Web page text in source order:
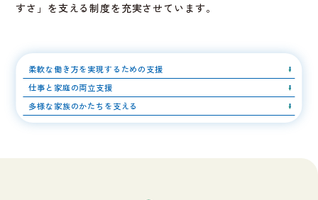
すさ」を支える制度を充実させています。
柔軟な働き方を実現するための支援
仕事と家庭の両立支援
多様な家族のかたちを支える